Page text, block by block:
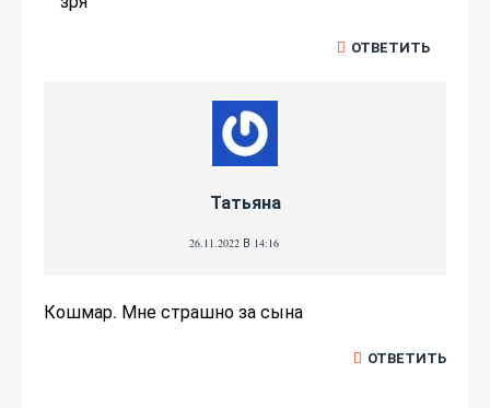
ОТВЕТИТЬ
Татьяна
26.11.2022 В 14:16
Кошмар. Мне страшно за сына
ОТВЕТИТЬ